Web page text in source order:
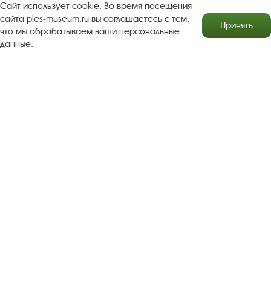
Антикоррупционная деятельность
Сайт использует cookie. Во время посещения
сайта ples-museum.ru вы соглашаетесь с тем,
что мы обрабатываем ваши персональные
данные.
Принять